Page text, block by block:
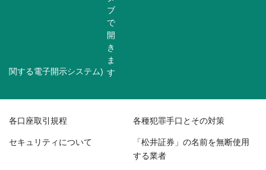
関する電子開示システム)
各口座取引規程 各種犯罪手口とその対策
セキュリティについて 「松井証券」の名前を無断使用
する業者